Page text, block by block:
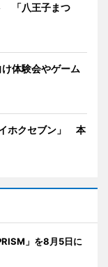
「八王子まつ
体験会やゲーム
ホクセブン」 本
」を8月5日に